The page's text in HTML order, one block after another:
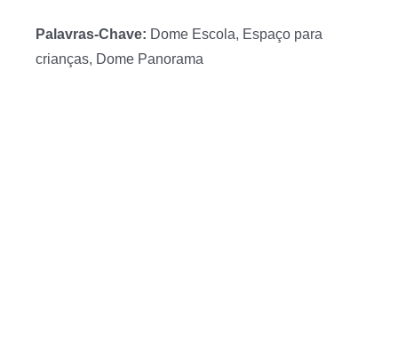
Palavras-Chave: Dome Escola, Espaço para
crianças, Dome Panorama